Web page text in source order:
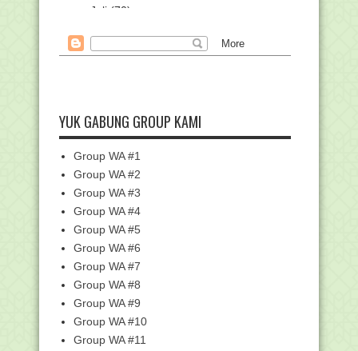
Juli (70)
►Mei(66)
►Februari(71)
▼Januari(74)
Unduh Pengumuman Hasil Seleksi
Tahap I Calon Penyu...
31 Januari Harlah NU, Simak Latar
Belakang Berdiri...
Kemenag Salurkan Bantuan ASN untuk
Masyarakat Terd...
Siswa MAN 2 Pekanbaru akan Wakili
Indonesia di Oli...
Unduh Juknis Pendaftaran Keberadaan
Pesantren Tahu...
"Hukum Berkurban Serta Jenis dan
Syarat Hewan Kurb...
YUK GABUNG GROUP KAMI
Group WA #1
Group WA #2
Group WA #3
Group WA #4
Group WA #5
Group WA #6
Group WA #7
Group WA #8
Group WA #9
Group WA #10
Group WA #11